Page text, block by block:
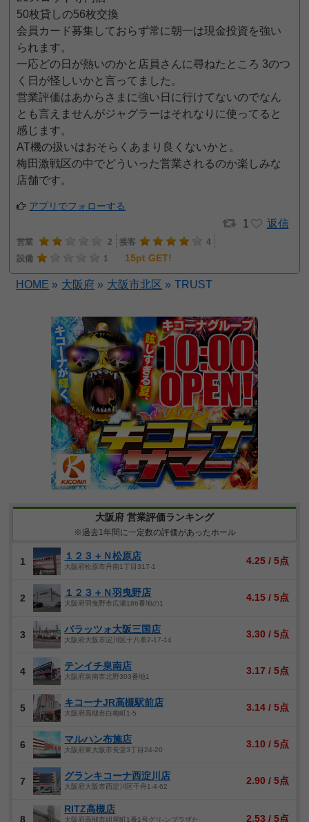
50枚貸しの56枚交換
会員カード募集しておらず常に朝一は現金投資を強い
られます。
一応どの日が熱いのかと店員さんに尋ねたところ 3のつ
く日が怪しいかと言ってました。
営業評価はあからさまに強い日に行けてないのでなん
とも言えませんがジャグラーはそれなりに使ってると
感じます。
AT機の扱いはおそらくあまり良くないかと。
梅田激戦区の中でどういった営業されるのか楽しみな
店舗です。
アプリでフォローする
1 返信
営業 2 接客
4
設備
1 15pt GET!
HOME » 大阪府 » 大阪市北区 » TRUST
大阪府 営業評価ランキング
※過去1年間に一定数の評価があったホール
1 １２３＋Ｎ松原店
大阪府松原市丹南1丁目317-1
4.25 / 5点
2 １２３＋Ｎ羽曳野店
大阪府羽曳野市広瀬186番地の1
4.15 / 5点
3 パラッツォ大阪三国店
大阪府大阪市淀川区十八条2-17-14
3.30 / 5点
4 テンイチ泉南店
大阪府泉南市北野303番地1
3.17 / 5点
5 キコーナJR高槻駅前店
大阪府高槻市白梅町1-5
3.14 / 5点
6 マルハン布施店
大阪府東大阪市長堂3丁目24-20
3.10 / 5点
7 グランキコーナ西淀川店
大阪府大阪市西淀川区千舟1-4-62
2.90 / 5点
8
RITZ高槻店
大阪府高槻市紺屋町1番1号グリ-ンプラザた 2.53 / 5点